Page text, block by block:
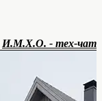
И.М.Х.О. - тех-чат